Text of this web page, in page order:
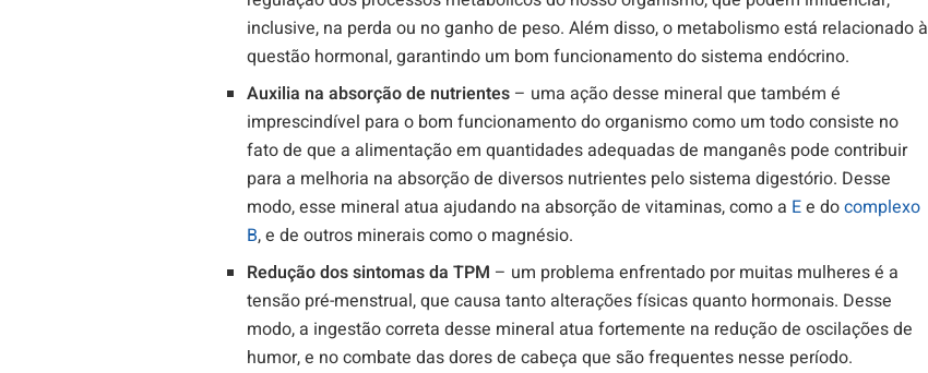
inclusive, na perda ou no ganho de peso. Além disso, o metabolismo está relacionado à
questão hormonal, garantindo um bom funcionamento do sistema endócrino.
Auxilia na absorção de nutrientes – uma ação desse mineral que também é
imprescindível para o bom funcionamento do organismo como um todo consiste no
fato de que a alimentação em quantidades adequadas de manganês pode contribuir
para a melhoria na absorção de diversos nutrientes pelo sistema digestório. Desse
modo, esse mineral atua ajudando na absorção de vitaminas, como a Ee docomplexo
B, e de outros minerais como o magnésio.
Redução dos sintomas da TPM – um problema enfrentado por muitas mulheres é a
tensão pré-menstrual, que causa tanto alterações físicas quanto hormonais. Desse
modo, a ingestão correta desse mineral atua fortemente na redução de oscilações de
humor, e no combate das dores de cabeça que são frequentes nesse período.